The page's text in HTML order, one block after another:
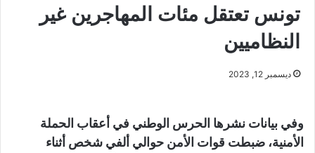
تونس تعتقل مئات المهاجرين غير
النظاميين
ديسمبر 12, 2023
وفي بيانات نشرها الحرس الوطني في أعقاب الحملة
الأمنية، ضبطت قوات الأمن حوالي ألفي شخص أثناء